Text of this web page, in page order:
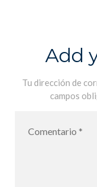
los
de 1ère.
Français
Add
Tu dirección de
campos